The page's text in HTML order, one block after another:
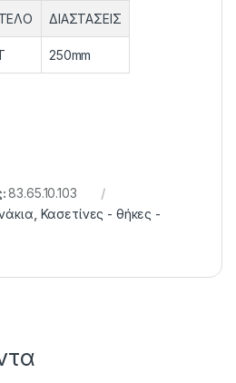
ΔΙΑΣΤΑΣΕΙΣ
250mm
83.65.10.103
Κασετίνες - θήκες -